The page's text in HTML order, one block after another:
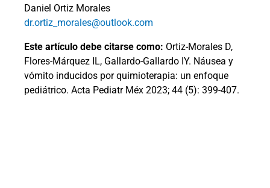
Daniel Ortiz Morales
dr.ortiz_morales@outlook.com
Este artículo debe citarse como: Ortiz-Morales D,
Flores-Márquez IL, Gallardo-Gallardo IY. Náusea y
vómito inducidos por quimioterapia: un enfoque
pediátrico. Acta Pediatr Méx 2023; 44 (5): 399-407.